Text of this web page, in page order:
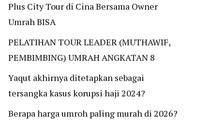
Plus City Tour di Cina Bersama Owner
Umrah BISA
PELATIHAN TOUR LEADER (MUTHAWIF,
PEMBIMBING) UMRAH ANGKATAN 8
Yaqut akhirnya ditetapkan sebagai
tersangka kasus korupsi haji 2024?
Berapa harga umroh paling murah di 2026?